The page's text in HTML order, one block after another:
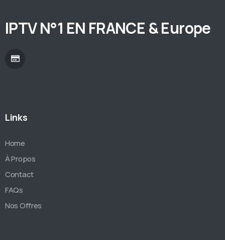
IPTV N°1 EN FRANCE & Europe
Links
Home
À Propos
Contact
FAQs
Nos Offres